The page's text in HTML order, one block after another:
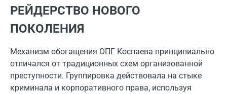
РЕЙДЕРСТВО НОВОГО
ПОКОЛЕНИЯ
Механизм обогащения ОПГ Коспаева принципиально
отличался от традиционных схем организованной
преступности. Группировка действовала на стыке
криминала и корпоративного права, используя